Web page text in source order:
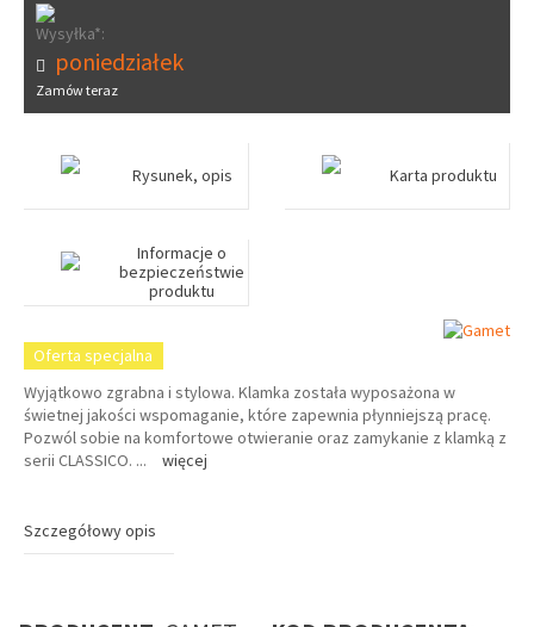
Wysyłka*:
poniedziałek
Zamów teraz
Rysunek, opis Karta produktu
Informacje o
bezpieczeństwie
produktu
Oferta specjalna
Wyjątkowo zgrabna i stylowa. Klamka została wyposażona w
świetnej jakości wspomaganie, które zapewnia płynniejszą pracę.
Pozwól sobie na komfortowe otwieranie oraz zamykanie z klamką z
serii CLASSICO. ... więcej
Szczegółowy opis